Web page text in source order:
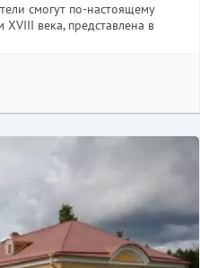
смогут по-настоящему
XVIII века, представлена в